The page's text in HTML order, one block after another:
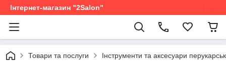
Інтернет-магазин "2Salon"
Товари та послуги Інструменти та аксесуари